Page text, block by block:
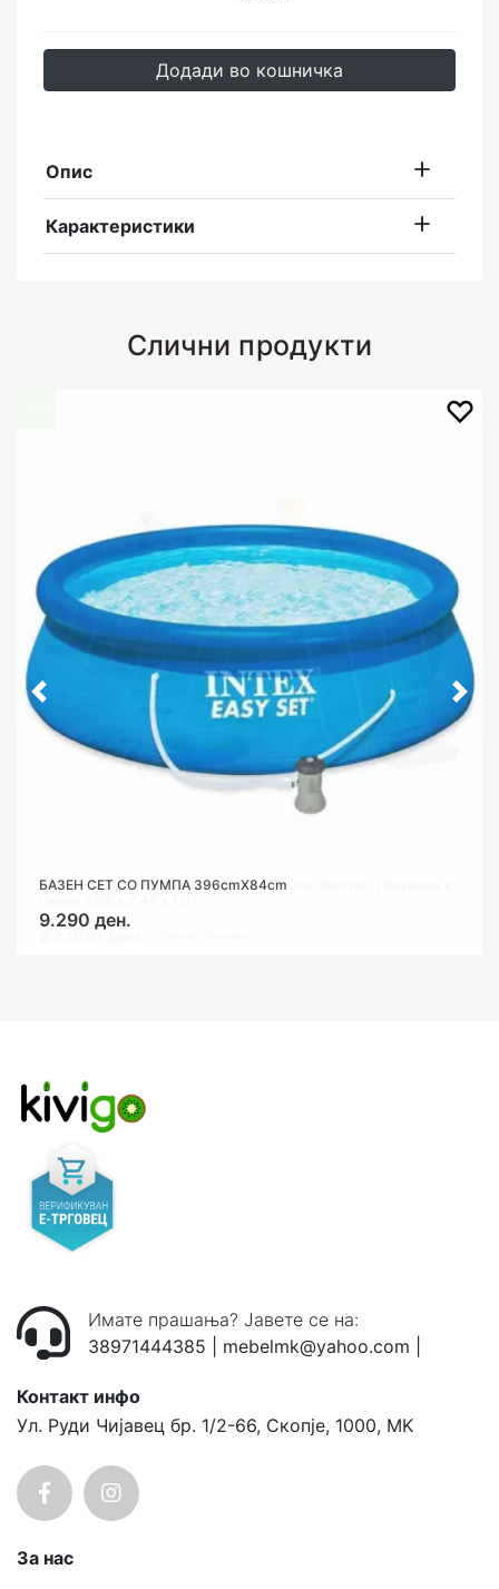
Додади во кошничка
Опис
Карактеристики
Слични продукти
БАЗЕН СЕТ СО ПУМПА 396cmX84cm
9.290 ден.
Имате прашања? Јавете се на:
38971444385
mebelmk@yahoo.com
Контакт инфо
Ул. Руди Чијавец бр. 1/2-66, Скопје, 1000, MK
За нас